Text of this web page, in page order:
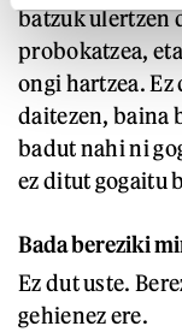
batzuk ulertzen
probokatzea,
ongi hartzea.
daitezen, baina
badut nahi ni
ez ditut gogaitu
Bada bereziki
Ez dut uste.
gehienez ere.